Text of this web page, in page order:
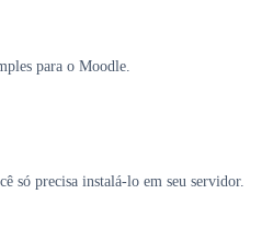
para o Moodle.
só precisa instalá-lo em seu servidor.